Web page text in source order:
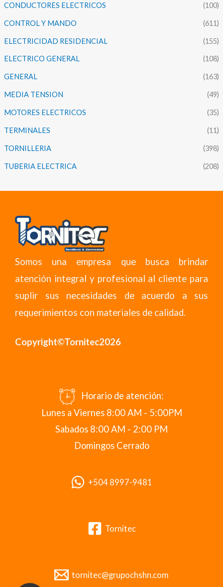
CONDUCTORES ELECTRICOS (100)
CONTROL Y MANDO (611)
ELECTRICIDAD RESIDENCIAL (155)
ELECTRICO GENERAL (108)
GENERAL (163)
MEDIA TENSION (49)
MOTORES ELECTRICOS (35)
TERMINALES (11)
TORNILLERIA (398)
TUBERIA ELECTRICA (208)
Somos una empresa que busca brindar
atención integral y profesional al cliente para
suplir sus necesidades de acuerdo a sus
requerimientos con materiales de calidad.
Copyright©Tornitec2026
Horario de atención:
Lunes a Viernes 8:00 AM - 5:00PM
Sabados 8:00 AM - 2:00 PM
Domingos Cerrado
+504 8997-9481
Tornitec
tornitec@grupochshn.com